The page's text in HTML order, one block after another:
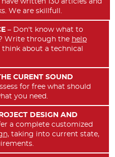
We are skillfull.
– Don't know what to
Write through the help
about a technical
CURENT SOUND
for free what should
you need.
DESIGN AND
a complete customized
taking into current state,